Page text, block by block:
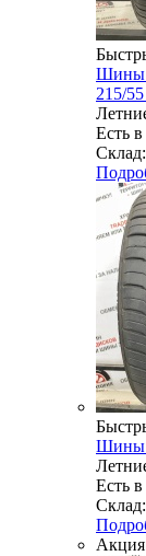
Шины
215/
Есть
Шины
Есть
Акция